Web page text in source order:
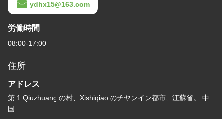
ydhx15@163.com
労働時間
08:00-17:00
住所
アドレス
第 1 Qiuzhuang の村、Xishiqiao のチヤンイン都市、江蘇省。 中
国